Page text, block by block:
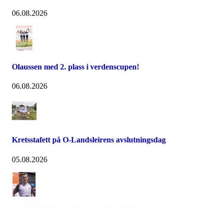
06.08.2026
Olaussen med 2. plass i verdenscupen!
06.08.2026
Kretsstafett på O-Landsleirens avslutningsdag
05.08.2026